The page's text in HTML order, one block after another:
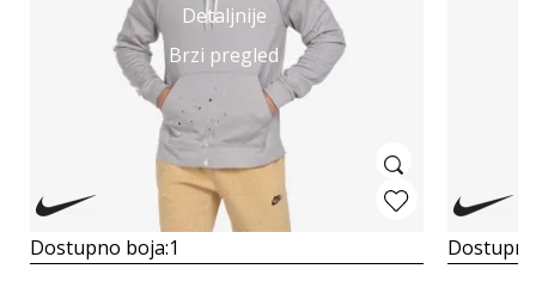
Detaljnije
Brzi pregled
Dostupno boja:1